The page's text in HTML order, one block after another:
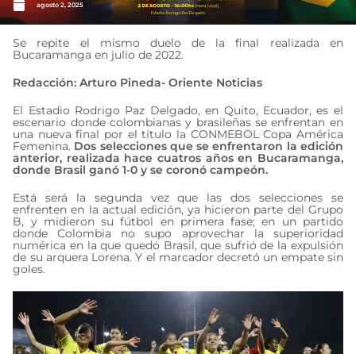
agosto 2, 2025
Se repite el mismo duelo de la final realizada en
Bucaramanga en julio de 2022.
Redacción: Arturo Pineda- Oriente Noticias
El Estadio Rodrigo Paz Delgado, en Quito, Ecuador, es el
escenario donde colombianas y brasileñas se enfrentan en
una nueva final por el título la CONMEBOL Copa América
Femenina. Dos selecciones que se enfrentaron la edición
anterior, realizada hace cuatros años en Bucaramanga,
donde Brasil ganó 1-0 y se coronó campeón.
Está será la segunda vez que las dos selecciones se
enfrenten en la actual edición, ya hicieron parte del Grupo
B, y midieron su fútbol en primera fase; en un partido
donde Colombia no supo aprovechar la superioridad
numérica en la que quedó Brasil, que sufrió de la expulsión
de su arquera Lorena. Y el marcador decretó un empate sin
goles.